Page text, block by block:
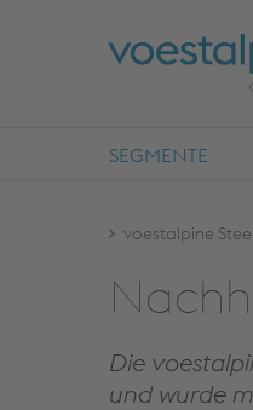
SEGMENTE
voestalpine
Die
und wurde